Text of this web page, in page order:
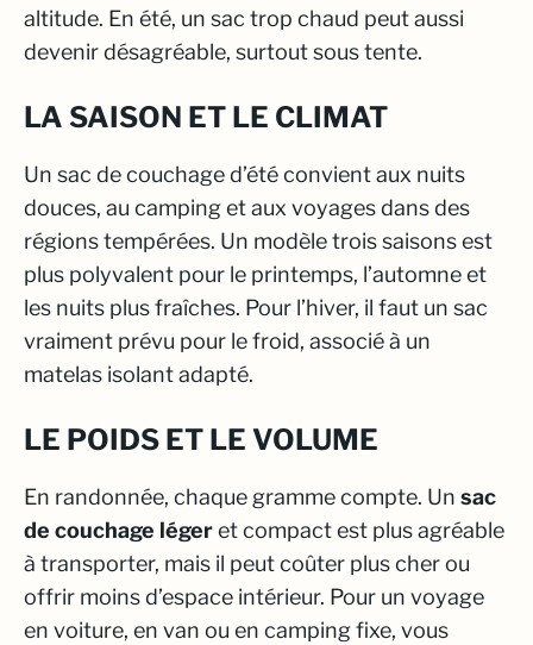
altitude. En été, un sac trop chaud peut aussi
devenir désagréable, surtout sous tente.
LA SAISON ET LE CLIMAT
Un sac de couchage d’été convient aux nuits
douces, au camping et aux voyages dans des
régions tempérées. Un modèle trois saisons est
plus polyvalent pour le printemps, l’automne et
les nuits plus fraîches. Pour l’hiver, il faut un sac
vraiment prévu pour le froid, associé à un
matelas isolant adapté.
LE POIDS ET LE VOLUME
En randonnée, chaque gramme compte. Un sac
de couchage légeret compact est plus agréable
à transporter, mais il peut coûter plus cher ou
offrir moins d’espace intérieur. Pour un voyage
en voiture, en van ou en camping fixe, vous